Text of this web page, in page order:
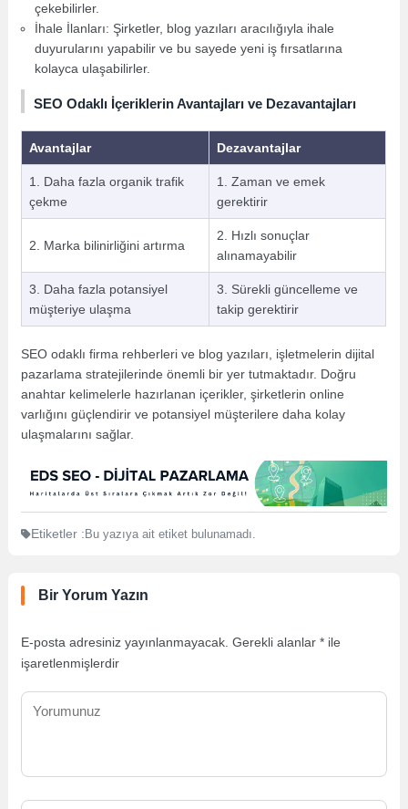
çekebilirler.
İhale İlanları: Şirketler, blog yazıları aracılığıyla ihale
duyurularını yapabilir ve bu sayede yeni iş fırsatlarına
kolayca ulaşabilirler.
SEO Odaklı İçeriklerin Avantajları ve Dezavantajları
Avantajlar Dezavantajlar
1. Daha fazla organik trafik
çekme
1. Zaman ve emek
gerektirir
2. Marka bilinirliğini artırma
2. Hızlı sonuçlar
alınamayabilir
3. Daha fazla potansiyel
müşteriye ulaşma
3. Sürekli güncelleme ve
takip gerektirir
SEO odaklı firma rehberleri ve blog yazıları, işletmelerin dijital
pazarlama stratejilerinde önemli bir yer tutmaktadır. Doğru
anahtar kelimelerle hazırlanan içerikler, şirketlerin online
varlığını güçlendirir ve potansiyel müşterilere daha kolay
ulaşmalarını sağlar.
Etiketler :Bu yazıya ait etiket bulunamadı.
Bir Yorum Yazın
E-posta adresiniz yayınlanmayacak. Gerekli alanlar* ile
işaretlenmişlerdir